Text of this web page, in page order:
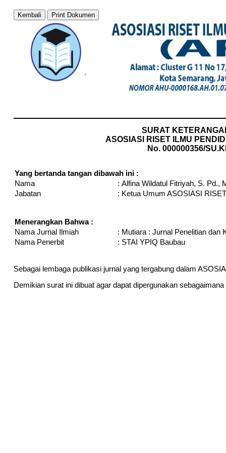
Kembali Print Dokumen
SURAT
ASOSIASI RISET ILMU
No. 000000356/
Yang bertanda tangan dibawah ini :
Nama
: Alfina Wildatul Fitriyah, S. Pd.,
Jabatan
: Ketua Umum ASOSIASI
Menerangkan Bahwa :
Nama Jurnal Ilmiah
: Mutiara : Jurnal Penelitian dan
Nama Penerbit
: STAI YPIQ Baubau
Sebagai lembaga publikasi jurnal yang tergabung dalam
Demikian surat ini dibuat agar dapat dipergunakan